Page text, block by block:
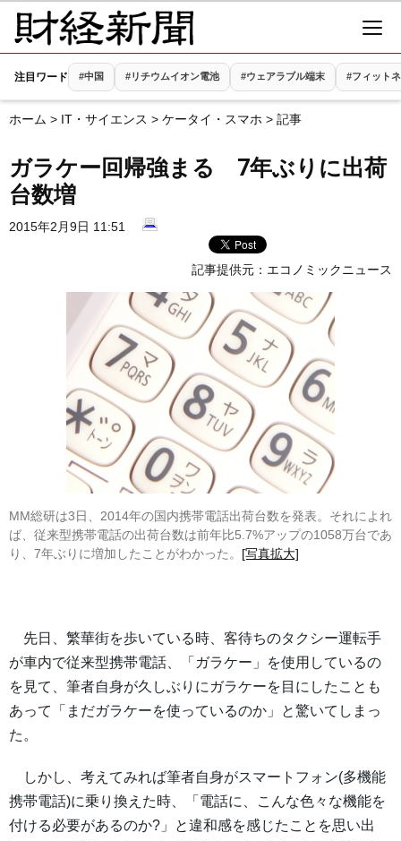
注目ワード #中国 #リチウムイオン電池 #ウェアラブル端末 #フィット
ホーム > IT・サイエンス > ケータイ・スマホ > 記事
ガラケー回帰強まる 7年ぶりに出荷
台数増
2015年2月9日 11:51
記事提供元： エコノミックニュース
MM総研は3日、2014年の国内携帯電話出荷台数を発表。それによれ
ば、従来型携帯電話の出荷台数は前年比5.7%アップの1058万台であ
り、7年ぶりに増加したことがわかった。 [写真拡大]
先日、繁華街を歩いている時、客待ちのタクシー運転手
が車内で従来型携帯電話、「ガラケー」を使用しているの
を見て、筆者自身が久しぶりにガラケーを目にしたことも
あって「まだガラケーを使っているのか」と驚いてしまっ
た。
しかし、考えてみれば筆者自身がスマートフォン(多機能
携帯電話)に乗り換えた時、「電話に、こんな色々な機能を
付ける必要があるのか?」と違和感を感じたことを思い出